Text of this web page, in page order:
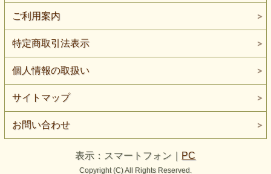
Q. ロックミシンは必要ですか？
A. 必須ではありませんが、リブニットのためロックミシン
家庭用ミシンの場合は、縫い代処理や伸び止めを工夫すると
Q. どんな用途に向いていますか？
A. カットソー、トップス、ワンピース、チュニック、衣装
などに向いています。
伸縮性を活かしたフィット感のあるデザインがおすすめで
す。
ご利用案内
特定商取引法表示
個人情報の取扱い
サイトマップ
お問い合わせ
表示：スマートフォン｜ PC
Copyright (C) All Rights Reserved.